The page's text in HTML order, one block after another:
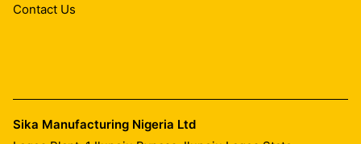
Contact Us
Sika Manufacturing Nigeria Ltd